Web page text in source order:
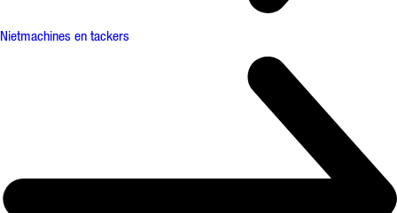
Nietmachines en tackers